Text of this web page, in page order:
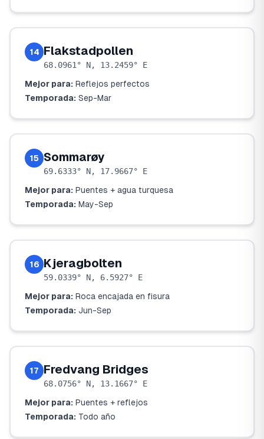
14 Flakstadpollen
68.0961° N, 13.2459° E
Mejor para: Reflejos perfectos
Temporada: Sep-Mar
15 Sommarøy
69.6333° N, 17.9667° E
Mejor para: Puentes + agua turquesa
Temporada: May-Sep
16 Kjeragbolten
59.0339° N, 6.5927° E
Mejor para: Roca encajada en fisura
Temporada: Jun-Sep
17 Fredvang Bridges
68.0756° N, 13.1667° E
Mejor para: Puentes + reflejos
Temporada: Todo año